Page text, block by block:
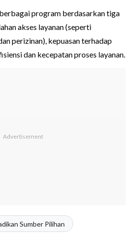
program berdasarkan tiga
akses layanan (seperti
perizinan), kepuasan terhadap
dan kecepatan proses layanan.
Sumber Pilihan